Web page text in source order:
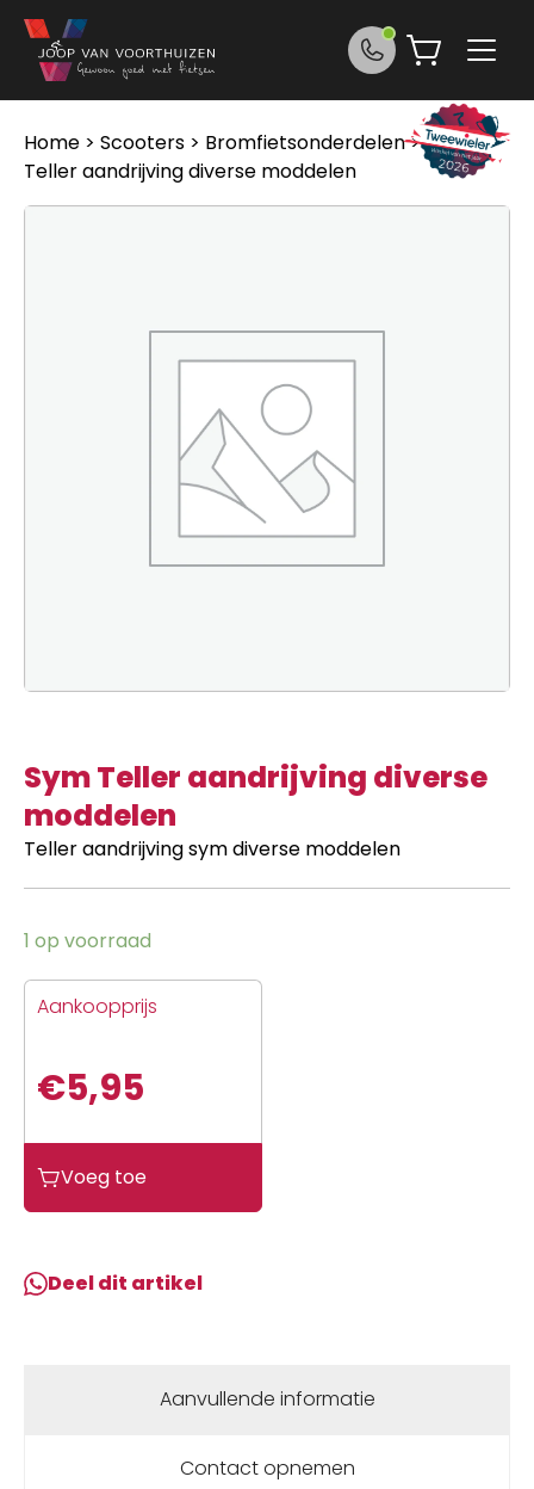
Ga naar de inhoud
Home > Scooters > Bromfietsonderdelen> Sym
Teller aandrijving diverse moddelen
Sym Teller aandrijving diverse
moddelen
Teller aandrijving sym diverse moddelen
1 op voorraad
Aankoopprijs
€5,95
Teller
aandrijving
moddelen
aantal
Voeg toe
Deel dit artikel
Aanvullende informatie
Contact opnemen